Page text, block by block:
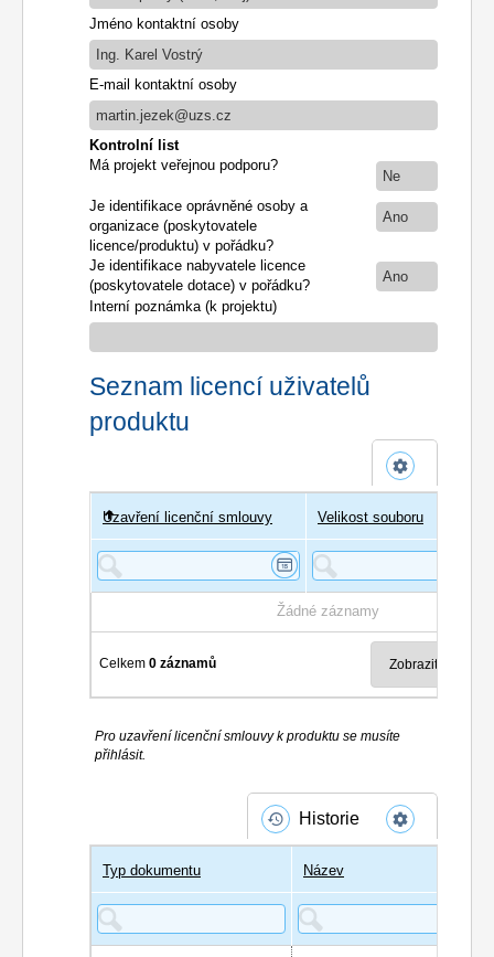
Jméno kontaktní osoby
Ing. Karel Vostrý
E-mail kontaktní osoby
martin.jezek@uzs.cz
Kontrolní list
Má projekt veřejnou podporu?
Ne
Je identifikace oprávněné osoby a
organizace (poskytovatele
licence/produktu) v pořádku?
Ano
Je identifikace nabyvatele licence
(poskytovatele dotace) v pořádku?
Ano
Interní poznámka (k projektu)
Seznam licencí uživatelů
produktu
Uživatel
Uzavření licenční smlouvy Velikost souboru
Žádné záznamy
Celkem0 záznamů
Pro uzavření licenční smlouvy k produktu se musíte
přihlásit.
Historie
Typ dokumentu Název